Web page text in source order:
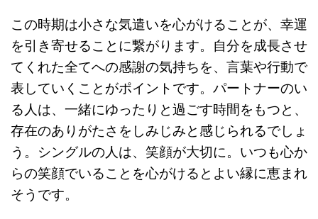
この時期は小さな気遣いを心がけることが、幸運
を引き寄せることに繋がります。自分を成長させ
てくれた全てへの感謝の気持ちを、言葉や行動で
表していくことがポイントです。パートナーのい
る人は、一緒にゆったりと過ごす時間をもつと、
存在のありがたさをしみじみと感じられるでしょ
う。シングルの人は、笑顔が大切に。いつも心か
らの笑顔でいることを心がけるとよい縁に恵まれ
そうです。